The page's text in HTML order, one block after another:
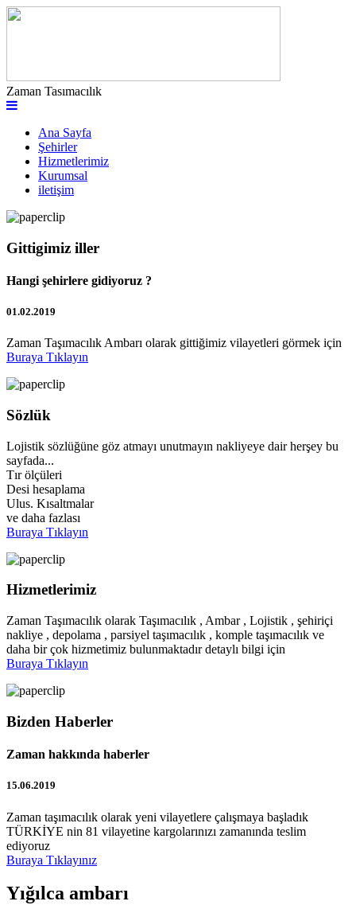
Zaman Tasımacılık
Ana Sayfa
Şehirler
Hizmetlerimiz
Kurumsal
iletişim
Gittigimiz iller
Hangi şehirlere gidiyoruz ?
01.02.2019
Zaman Taşımacılık Ambarı olarak gittiğimiz vilayetleri görmek için
Buraya Tıklayın
Sözlük
Lojistik sözlüğüne göz atmayı unutmayın nakliyeye dair herşey bu
sayfada...
Tır ölçüleri
Desi hesaplama
Ulus. Kısaltmalar
ve daha fazlası
Buraya Tıklayın
Hizmetlerimiz
Zaman Taşımacılık olarak Taşımacılık , Ambar , Lojistik , şehiriçi
nakliye , depolama , parsiyel taşımacılık , komple taşımacılık ve
daha bir çok hizmetimiz bulunmaktadır detaylı bilgi için
Buraya Tıklayın
Bizden Haberler
Zaman hakkında haberler
15.06.2019
Zaman taşımacılık olarak yeni vilayetlere çalışmaya başladık
TÜRKİYE nin 81 vilayetine kargolarınızı zamanında teslim
ediyoruz
Buraya Tıklayınız
Yığılca ambarı